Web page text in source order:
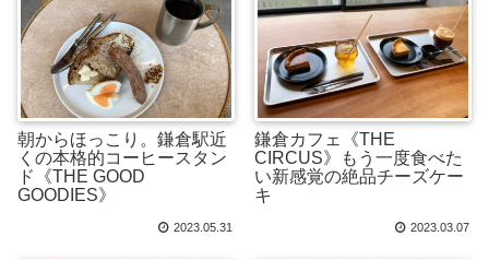
朝からほっこり。鎌倉駅近
くの本格的コーヒースタン
ド《THE GOOD
GOODIES》
2023.05.31
鎌倉カフェ《THE
CIRCUS》もう一度食べた
い新感覚の絶品チーズケー
キ
2023.03.07